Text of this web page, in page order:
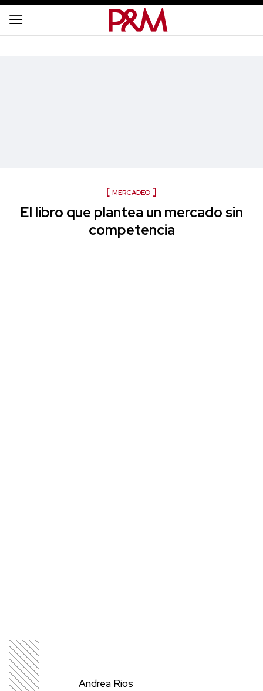
MERCADEO
El libro que plantea un mercado sin
competencia
Andrea Rios